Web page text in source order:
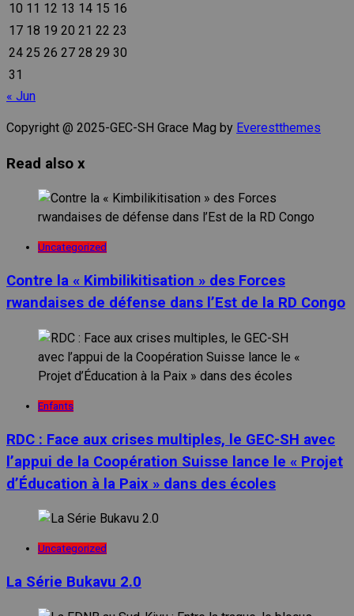
10 11 12 13 14 15 16
17 18 19 20 21 22 23
24 25 26 27 28 29 30
31
« Jun
Copyright @ 2025-GEC-SH Grace Mag by Everestthemes
Read also x
Uncategorized
Contre la « Kimbilikitisation » des Forces
rwandaises de défense dans l’Est de la RD Congo
Enfants
RDC : Face aux crises multiples, le GEC-SH avec
l’appui de la Coopération Suisse lance le « Projet
d’Éducation à la Paix » dans des écoles
Uncategorized
La Série Bukavu 2.0